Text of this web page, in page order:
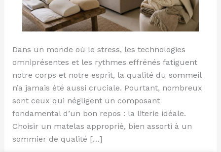
Dans un monde où le stress, les technologies
omniprésentes et les rythmes effrénés fatiguent
notre corps et notre esprit, la qualité du sommeil
n’a jamais été aussi cruciale. Pourtant, nombreux
sont ceux qui négligent un composant
fondamental d’un bon repos : la literie idéale.
Choisir un matelas approprié, bien assorti à un
sommier de qualité […]